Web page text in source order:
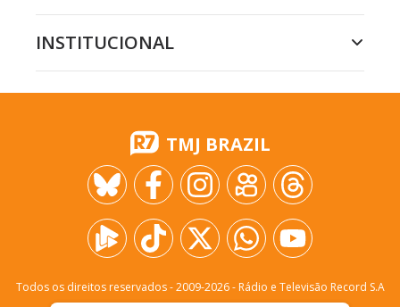
INSTITUCIONAL
TMJ BRAZIL
Todos os direitos reservados - 2009-2026- Rádio e Televisão Record S.A